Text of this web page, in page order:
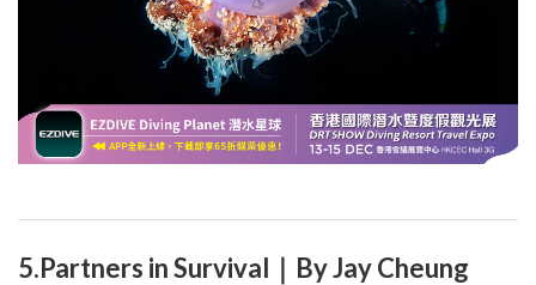
5.Partners in Survival｜By Jay Cheung